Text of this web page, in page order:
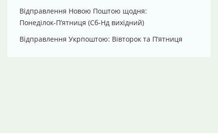
Відправлення Новою Поштою щодня:
Понеділок-П’ятниця (Сб-Нд вихідний)
Відправлення Укрпоштою: Вівторок та П’ятниця